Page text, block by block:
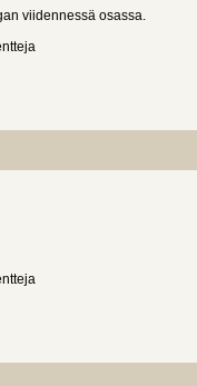
viidennessä osassa.